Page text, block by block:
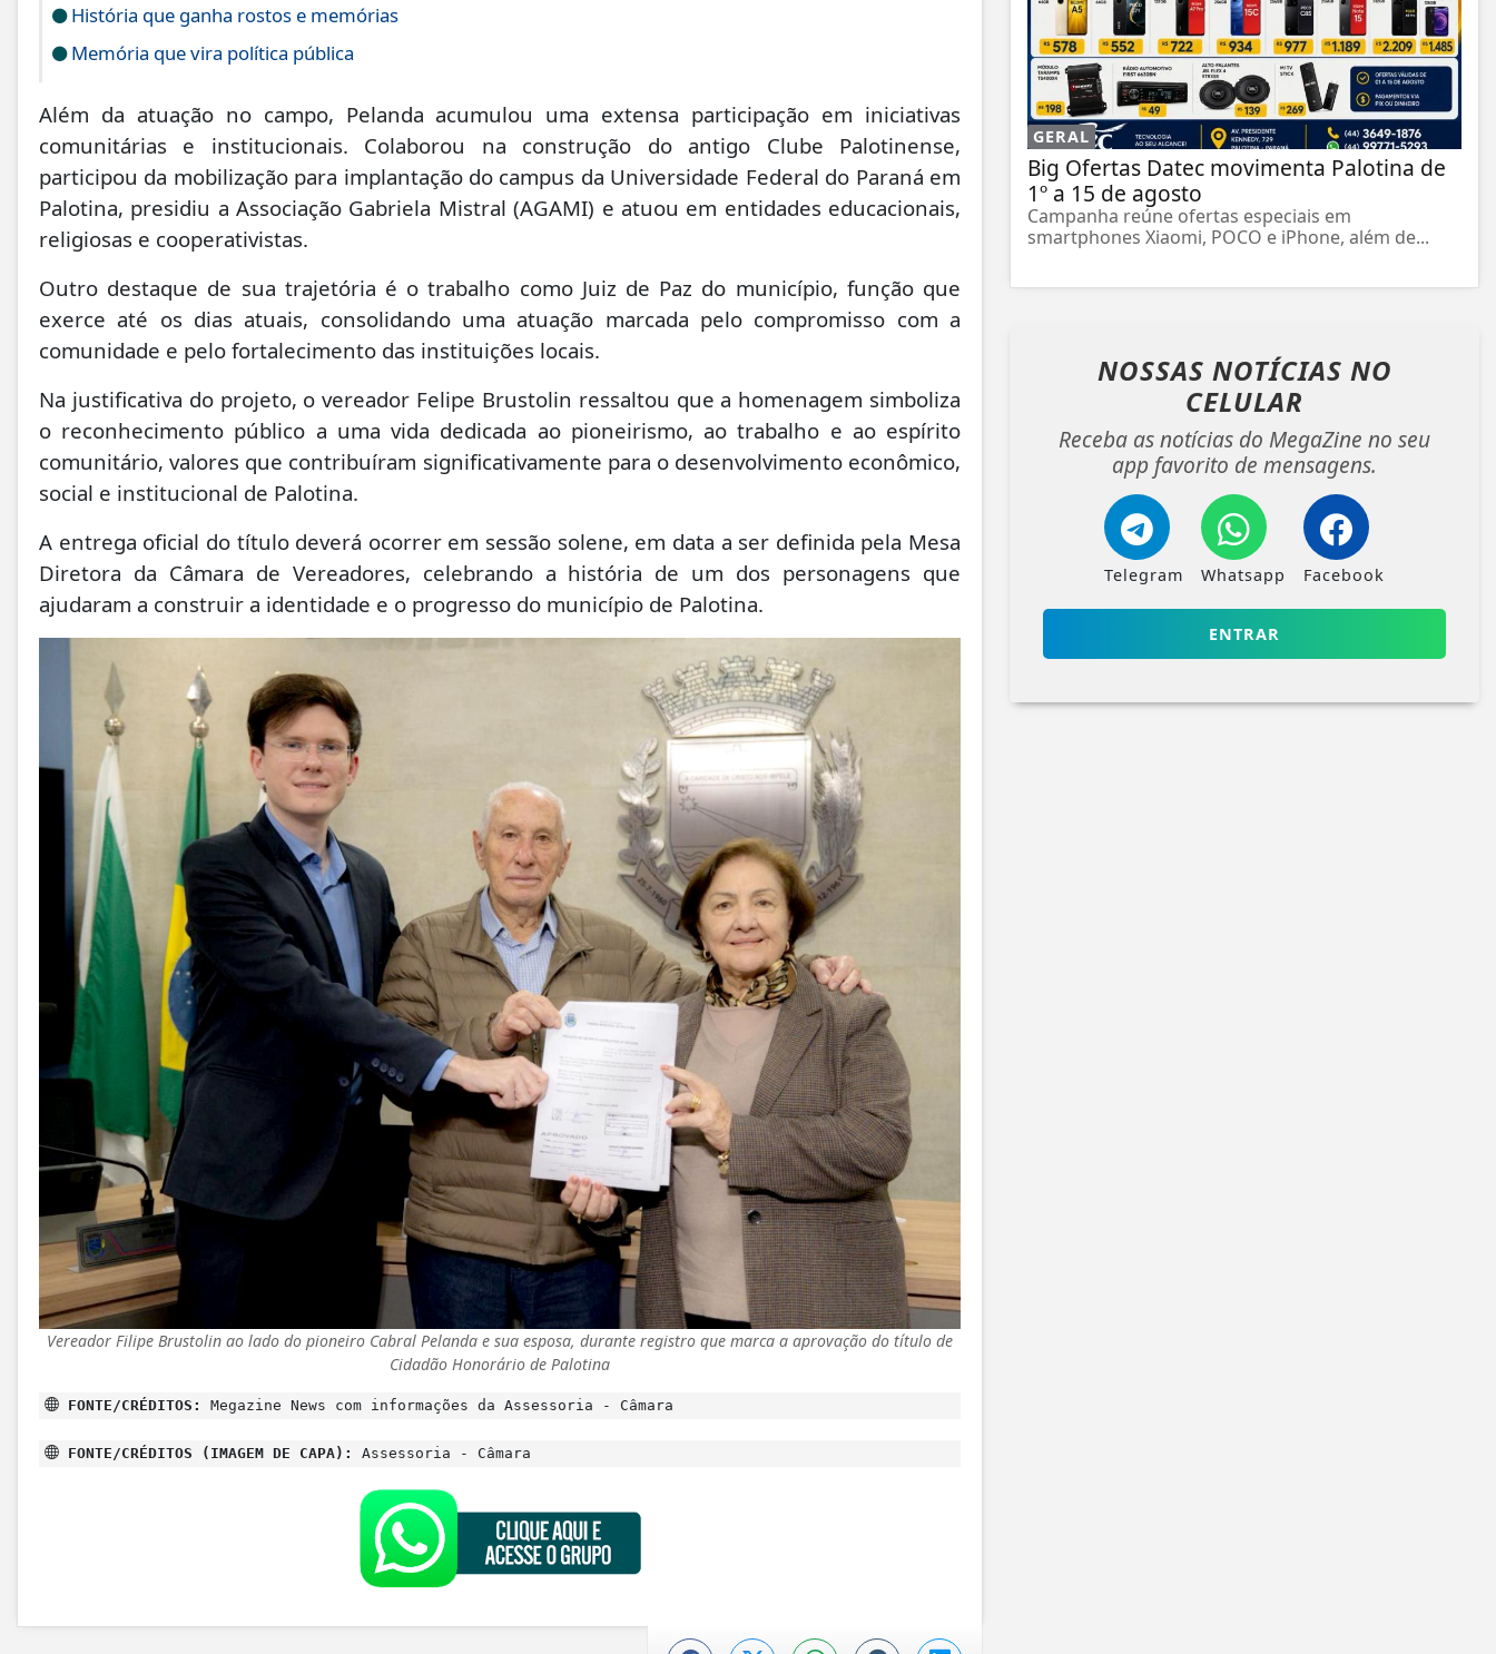
História que ganha rostos e memórias
Memória que vira política pública
Além da atuação no campo, Pelanda acumulou uma extensa participação em iniciativas
comunitárias e institucionais. Colaborou na construção do antigo Clube Palotinense,
participou da mobilização para implantação do campus da Universidade Federal do Paraná em
Palotina, presidiu a Associação Gabriela Mistral (AGAMI) e atuou em entidades educacionais,
religiosas e cooperativistas.
Outro destaque de sua trajetória é o trabalho como Juiz de Paz do município, função que
exerce até os dias atuais, consolidando uma atuação marcada pelo compromisso com a
comunidade e pelo fortalecimento das instituições locais.
Na justificativa do projeto, o vereador Felipe Brustolin ressaltou que a homenagem simboliza
o reconhecimento público a uma vida dedicada ao pioneirismo, ao trabalho e ao espírito
comunitário, valores que contribuíram significativamente para o desenvolvimento econômico,
social e institucional de Palotina.
A entrega oficial do título deverá ocorrer em sessão solene, em data a ser definida pela Mesa
Diretora da Câmara de Vereadores, celebrando a história de um dos personagens que
ajudaram a construir a identidade e o progresso do município de Palotina.
Vereador Filipe Brustolin ao lado do pioneiro Cabral Pelanda e sua esposa, durante registro que marca a aprovação do título de
Cidadão Honorário de Palotina
FONTE/CRÉDITOS: Megazine News com informações da Assessoria - Câmara
FONTE/CRÉDITOS (IMAGEM DE CAPA): Assessoria - Câmara
GERAL
Big Ofertas Datec movimenta Palotina de
1º a 15 de agosto
Campanha reúne ofertas especiais em
smartphones Xiaomi, POCO e iPhone, além de...
NOSSAS NOTÍCIAS NO
CELULAR
Receba as notícias do MegaZine no seu
app favorito de mensagens.
Telegram Whatsapp Facebook
ENTRAR